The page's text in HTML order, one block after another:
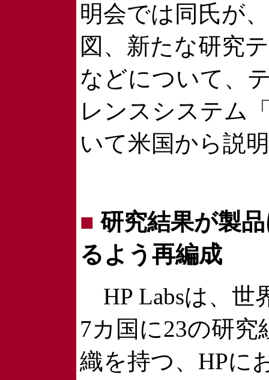
明会では同氏が
図、新たな研究
などについて、
レンスシステム
いて米国から説
■ 研究結果が製
るよう再編成
HP Labsは、世
7カ国に23の研究
織を持つ、HPに